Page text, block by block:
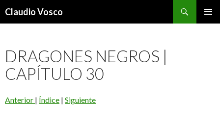
Claudio Vosco
DRAGONES NEGROS |
CAPÍTULO 30
Anterior | Índice | Siguiente